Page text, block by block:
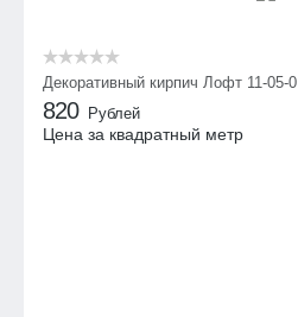
Декоративный кирпич Лофт 11-05-0
820 Рублей
Цена за квадратный метр